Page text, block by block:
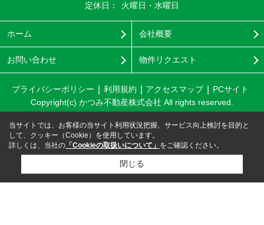
定休日：
火曜日・水曜日
ホーム 会社概要
お問い合わせ 物件リクエスト
プライバシーポリシー 利用規約 アクセスマップ
PCサイト
Copyright(c) かつみ不動産株式会社 All rights reserved.
当サイトでは、お客様の当サイト利用状況把握、サービス向上検討を目的と
して、クッキー（Cookie）を使用しています。
詳しくは、当社の 「Cookieの取扱いについて」 をご確認ください。
閉じる